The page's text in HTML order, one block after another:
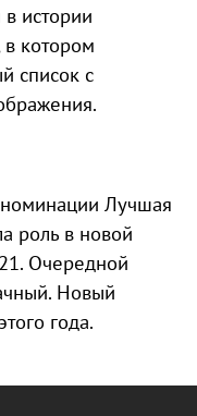
истории
котором
список c
Лучшая
роль в новой
Очередной
Новый
года.